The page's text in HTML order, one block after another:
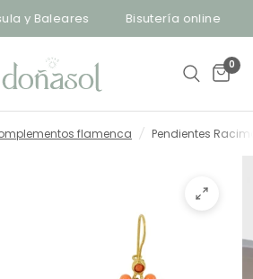
y Baleares Bisutería online
0
flamenca / Pendientes